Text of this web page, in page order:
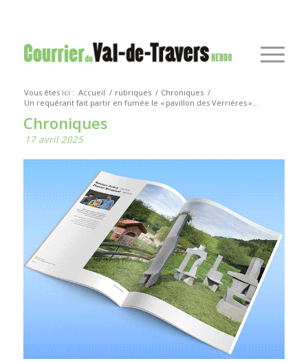
Vous êtes ici : Accueil / rubriques / Chroniques /
Un requérant fait partir en fumée le « pavillon des Verrières »...
Chroniques
17 avril 2025